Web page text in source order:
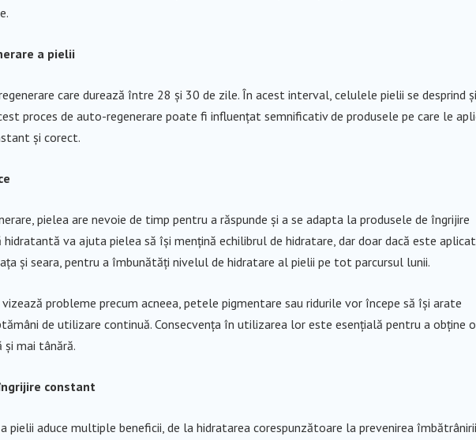
a pielii
care durează între 28 și 30 de zile. În acest interval, celulele pielii se desprind și
proces de auto-regenerare poate fi influențat semnificativ de produsele pe care le
și corect.
pielea are nevoie de timp pentru a răspunde și a se adapta la produsele de îngrijire
va ajuta pielea să își mențină echilibrul de hidratare, dar doar dacă este
și seara, pentru a îmbunătăți nivelul de hidratare al pielii pe tot parcursul lunii.
probleme precum acneea, petele pigmentare sau ridurile vor începe să își arate
de utilizare continuă. Consecvența în utilizarea lor este esențială pentru a obține o
mai tânără.
constant
pielii aduce multiple beneficii, de la hidratarea corespunzătoare la prevenirea îmbătrânirii